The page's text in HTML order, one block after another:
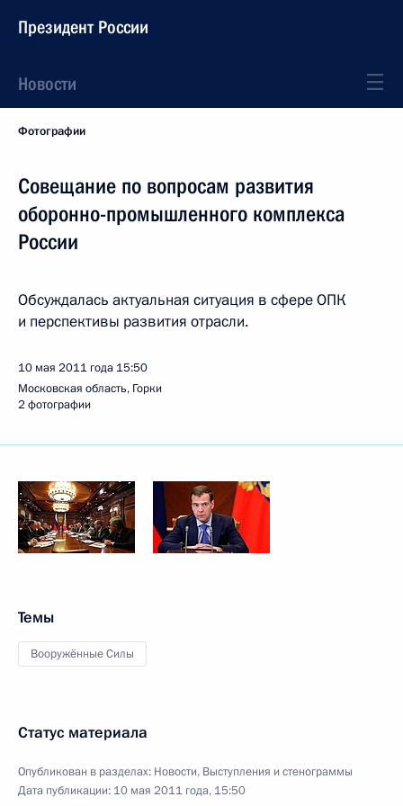
Президент России
Новости
Фотографии
Совещание по вопросам развития
оборонно-промышленного комплекса
России
Обсуждалась актуальная ситуация в сфере ОПК
и перспективы развития отрасли.
10 мая 2011 года 15:50
Московская область, Горки
2 фотографии
Темы
Вооружённые Силы
Статус материала
Опубликован в разделах: Новости, Выступления и стенограммы
Дата публикации: 10 мая 2011 года, 15:50